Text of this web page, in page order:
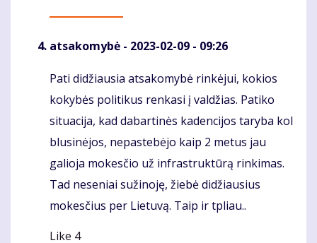
atsakomybė - 2023-02-09 - 09:26
Komentaras
Pati didžiausia atsakomybė rinkėjui, kokios
kokybės politikus renkasi į valdžias. Patiko
situacija, kad dabartinės kadencijos taryba kol
blusinėjos, nepastebėjo kaip 2 metus jau
galioja mokesčio už infrastruktūrą rinkimas.
Tad neseniai sužinoję, žiebė didžiausius
mokesčius per Lietuvą. Taip ir tpliau..
Like 4